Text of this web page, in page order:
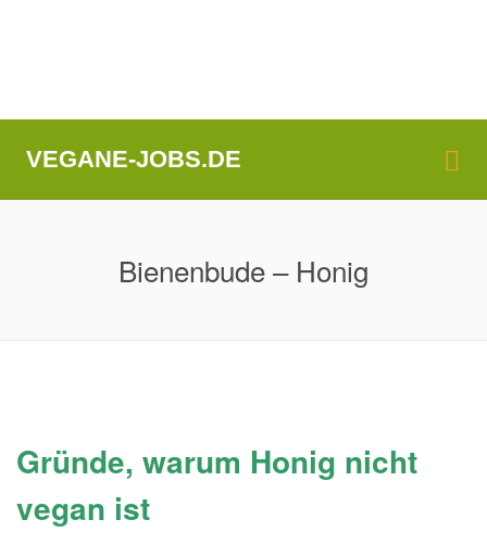
VEGANE-JOBS.DE
Bienenbude – Honig
Gründe, warum Honig nicht
vegan ist